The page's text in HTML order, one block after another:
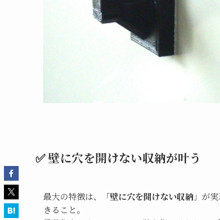
✅ 壁に穴を開けない収納が叶う
最大の特徴は、「壁に穴を開けない収納 」が
きること。